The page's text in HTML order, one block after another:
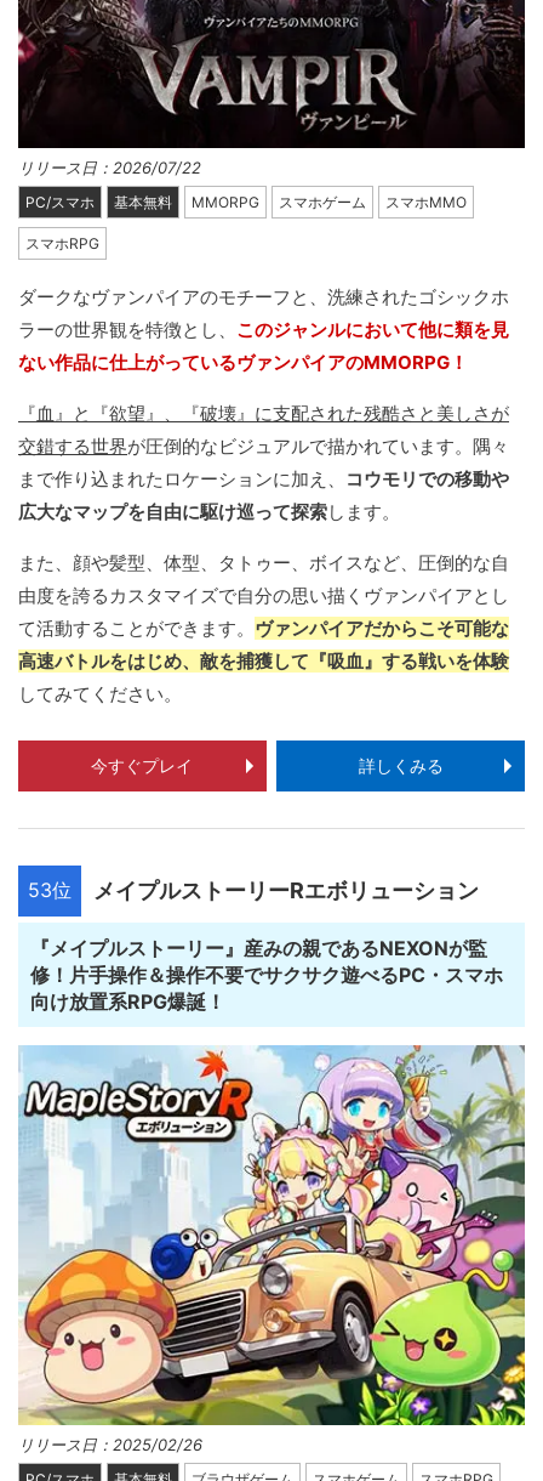
リリース日：2026/07/22
PC/スマホ 基本無料 MMORPG スマホゲーム スマホMMO
スマホRPG
ダークなヴァンパイアのモチーフと、洗練されたゴシックホ
ラーの世界観を特徴とし、 このジャンルにおいて他に類を見
ない作品に仕上がっているヴァンパイアのMMORPG！
『血』と『欲望』、『破壊』に支配された残酷さと美しさが
交錯する世界が圧倒的なビジュアルで描かれています。隅々
まで作り込まれたロケーションに加え、
コウモリでの移動や
広大なマップを自由に駆け巡って探索します。
また、顔や髪型、体型、タトゥー、ボイスなど、圧倒的な自
由度を誇るカスタマイズで自分の思い描くヴァンパイアとし
て活動することができます。 ヴァンパイアだからこそ可能な
高速バトルをはじめ、敵を捕獲して『吸血』する戦いを体験
してみてください。
今すぐプレイ 詳しくみる
53位 メイプルストーリーRエボリューション
『メイプルストーリー』産みの親であるNEXONが監
修！片手操作＆操作不要でサクサク遊べるPC・スマホ
向け放置系RPG爆誕！
リリース日：2025/02/26